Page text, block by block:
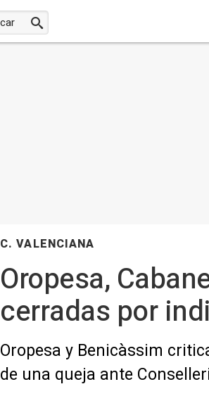
C. VALENCIANA
Oropesa,
cerradas por
Oropesa y Benicàssim
de una queja ante